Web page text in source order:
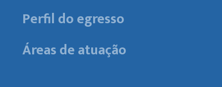
Perfil do egresso
Áreas de atuação